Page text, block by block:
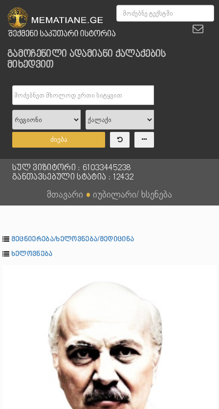
გამოჩენილი ადამიანი ქალაქების
მიხედვით
ძიება
სულ ვიზიტორი : 61033445238
განთავსებული სტატია : 12432
მთავარი ● იუბილარი/ ხსენება
მეცნიერება/ხელოვნება/მედიცინა
ხელოვნება